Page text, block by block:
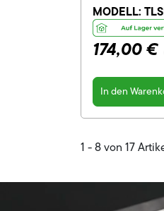
MODELL:
174,00 €
In den
1 - 8 von 17